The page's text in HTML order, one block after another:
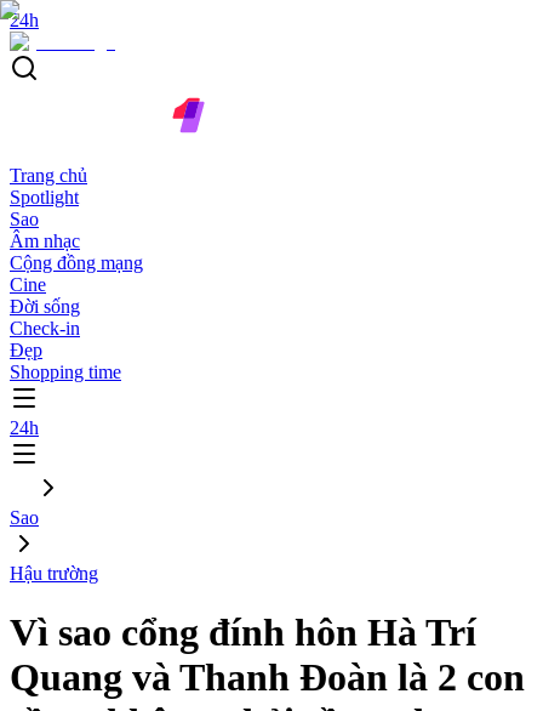
24h
Trang chủ
Spotlight
Sao
Âm nhạc
Cộng đồng mạng
Cine
Đời sống
Check-in
Đẹp
Shopping time
24h
Sao
Hậu trường
Vì sao cổng đính hôn Hà Trí
Quang và Thanh Đoàn là 2 con